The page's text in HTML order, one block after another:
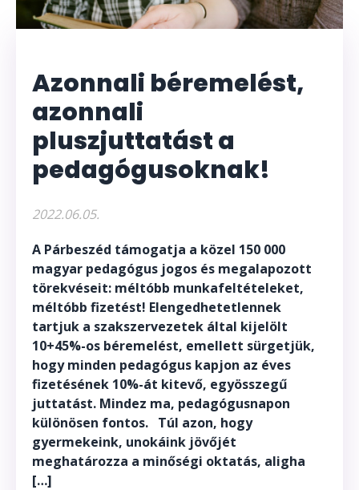
Azonnali béremelést,
azonnali
pluszjuttatást a
pedagógusoknak!
2022.06.05.
A Párbeszéd támogatja a közel 150 000
magyar pedagógus jogos és megalapozott
törekvéseit: méltóbb munkafeltételeket,
méltóbb fizetést! Elengedhetetlennek
tartjuk a szakszervezetek által kijelölt
10+45%-os béremelést, emellett sürgetjük,
hogy minden pedagógus kapjon az éves
fizetésének 10%-át kitevő, egyösszegű
juttatást. Mindez ma, pedagógusnapon
különösen fontos. Túl azon, hogy
gyermekeink, unokáink jövőjét
meghatározza a minőségi oktatás, aligha
[…]